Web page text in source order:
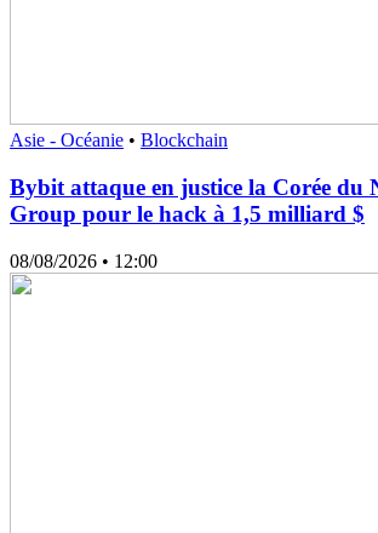
Asie - Océanie • Blockchain
Bybit attaque en justice la Corée du
Group pour le hack à 1,5 milliard $
08/08/2026 • 12:00